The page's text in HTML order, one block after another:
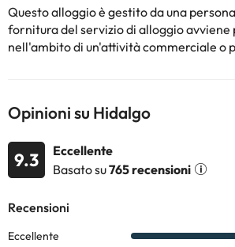
km. Questo hotel climatizzato è l'ideale per
di piacere. L'hotel offre splendide viste sulla
modifiche da parte della struttura. Se hai
Questo alloggio è gestito da una
fornitura del servizio di alloggio
nell'ambito di un'attività commerciale o
Opinioni su Hidalgo
9.3
Eccellente
Basato su765 recensioni